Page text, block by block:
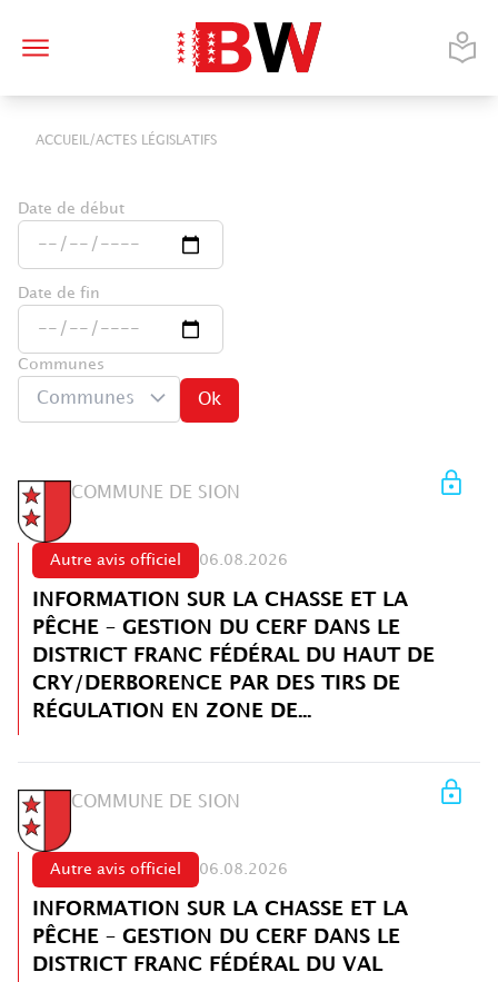
ACCUEIL /ACTES LÉGISLATIFS
Date de début
Date de fin
Communes
Communes Ok
COMMUNE DE SION
Autre avis officiel 06.08.2026
INFORMATION SUR LA CHASSE ET LA
PÊCHE – GESTION DU CERF DANS LE
DISTRICT FRANC FÉDÉRAL DU HAUT DE
CRY/DERBORENCE PAR DES TIRS DE
RÉGULATION EN ZONE DE...
COMMUNE DE SION
Autre avis officiel 06.08.2026
INFORMATION SUR LA CHASSE ET LA
PÊCHE – GESTION DU CERF DANS LE
DISTRICT FRANC FÉDÉRAL DU VAL